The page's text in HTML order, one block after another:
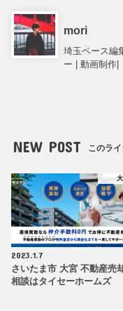
mori
埼玉ベース編
ー | 動画制作|
NEW POST このラ
2023.1.7
さいたま市 大宮 不動産売
相談はタイセーホームズ